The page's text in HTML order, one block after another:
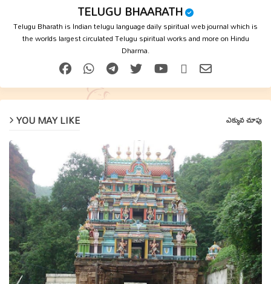
TELUGU BHAARATH
Telugu Bharath is Indian telugu language daily spiritual web journal which is
the worlds largest circulated Telugu spiritual works and more on Hindu
Dharma.
YOU MAY LIKE ఎక్కువ చూపు